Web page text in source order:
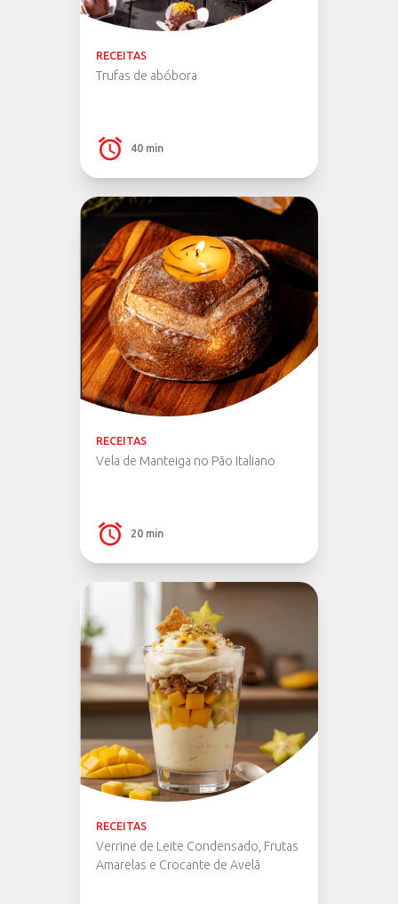
RECEITAS
Trufas de abóbora
40 min
RECEITAS
Vela de Manteiga no Pão Italiano
20 min
RECEITAS
Verrine de Leite Condensado, Frutas
Amarelas e Crocante de Avelã